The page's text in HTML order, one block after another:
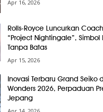
Apr 16, 2026
Rolls-Royce Luncurkan
“Project Nightingale”,
Tanpa Batas
Apr 15, 2026
Inovasi Terbaru Grand Seiko
Wonders 2026, Perpaduan
Jepang